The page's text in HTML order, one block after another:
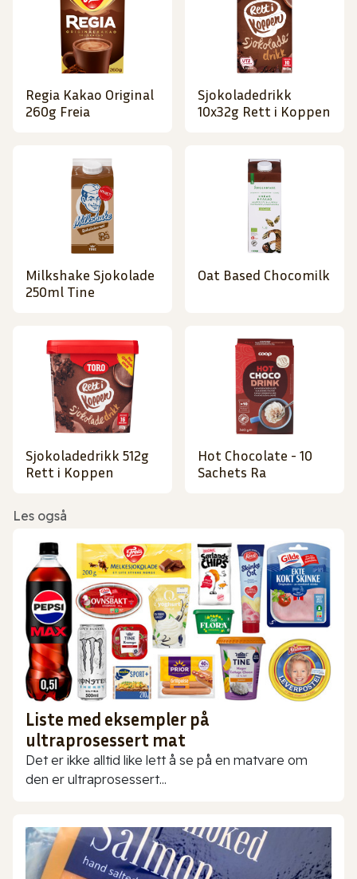
Regia Kakao Original
260g Freia
Sjokoladedrikk
10x32g Rett i Koppen
Milkshake Sjokolade
250ml Tine
Oat Based Chocomilk
Sjokoladedrikk 512g
Rett i Koppen
Hot Chocolate - 10
Sachets Ra
Les også
Liste med eksempler på
ultraprosessert mat
Det er ikke alltid like lett å se på en matvare om
den er ultraprosessert...